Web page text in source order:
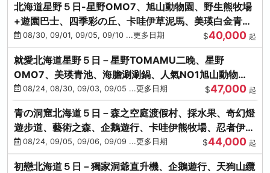
北海道星野５日-星野OMO7、旭山動物園、野生熊牧場
+遊園巴士、四季彩の丘、卡哇伊草泥馬、美瑛白金青
池、螃蟹吃到飽
08/30, 09/01, 09/05, 09/10 ...更多日期 $40,000 起
就愛北海道星野５日－星野TOMAMU二晚、星野
OMO7、美瑛青池、海膽涮涮鍋、人氣NO1旭山動物
園、海鮮和牛螃蟹吃到飽
08/24, 08/30, 09/03, 09/05 ...更多日期 $47,000 起
青の洞窟北海道５日－森之空庭渡假村、採水果、奇幻燈
遊步道、藝術之森、企鵝遊行、卡哇伊熊牧場、忍者伊達
時代村、螃蟹吃到飽
08/24, 09/05, 09/06, 09/09 ...更多日期 $44,000 起
初戀北海道５日－獨家洞爺直升機、企鵝遊行、天狗山纜